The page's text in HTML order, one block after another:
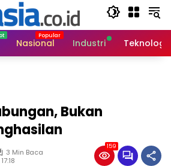
Nasional Industri Teknologi
Bukan
3 Min Baca
159